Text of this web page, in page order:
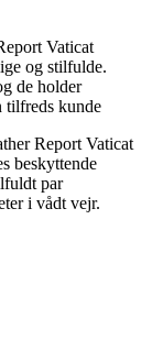
Vaticat
og stilfulde.
de holder
tilfreds kunde
Report Vaticat
beskyttende
par
i vådt vejr.